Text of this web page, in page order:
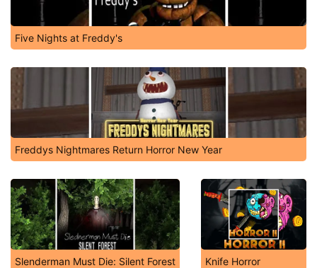
Five Nights at Freddy's
Freddys Nightmares Return Horror New Year
Slenderman Must Die: Silent Forest Knife Horror